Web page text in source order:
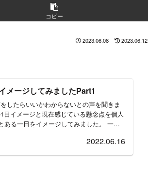
コピー
2023.06.08 2023.06.12
メージしてみましたPart1
したらいいかわからないとの声を聞きま
イメージと現在感じている懸念点を個人
ある一日をイメージしてみました。 一
2022.06.16